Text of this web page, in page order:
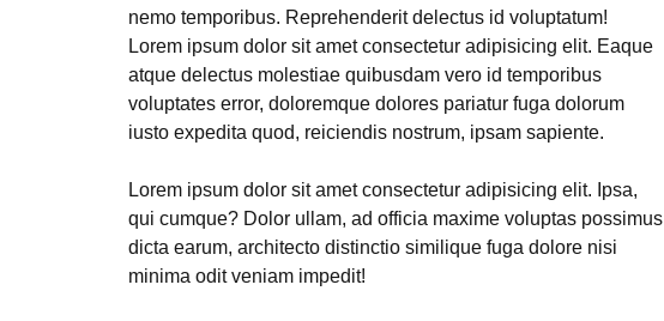
nemo temporibus. Reprehenderit delectus id voluptatum!
Lorem ipsum dolor sit amet consectetur adipisicing elit. Eaque
atque delectus molestiae quibusdam vero id temporibus
voluptates error, doloremque dolores pariatur fuga dolorum
iusto expedita quod, reiciendis nostrum, ipsam sapiente.
Lorem ipsum dolor sit amet consectetur adipisicing elit. Ipsa,
qui cumque? Dolor ullam, ad officia maxime voluptas possimus
dicta earum, architecto distinctio similique fuga dolore nisi
minima odit veniam impedit!